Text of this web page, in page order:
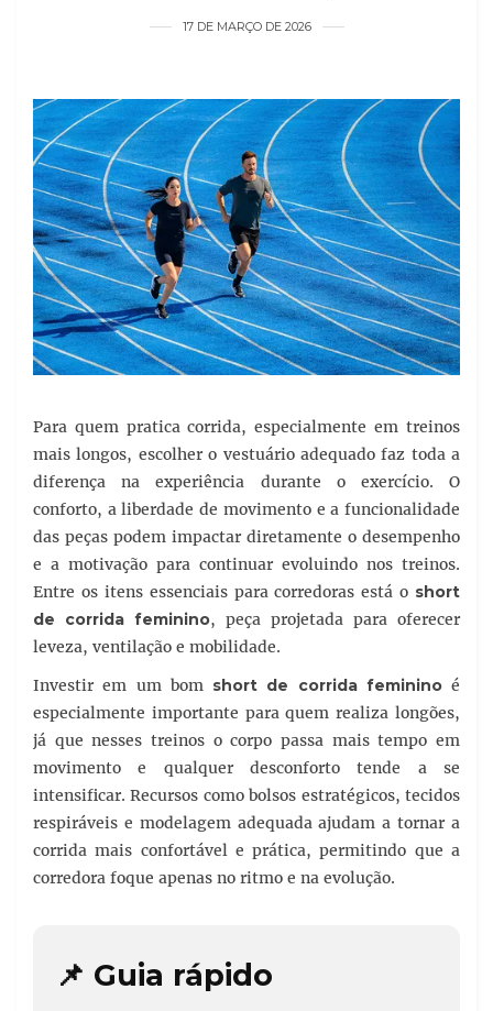
17 DE MARÇO DE 2026
Para quem pratica corrida, especialmente em treinos
mais longos, escolher o vestuário adequado faz toda a
diferença na experiência durante o exercício. O
conforto, a liberdade de movimento e a funcionalidade
das peças podem impactar diretamente o desempenho
e a motivação para continuar evoluindo nos treinos.
Entre os itens essenciais para corredoras está o short
de corrida feminino, peça projetada para oferecer
leveza, ventilação e mobilidade.
Investir em um bom short de corrida femininoé
especialmente importante para quem realiza longões,
já que nesses treinos o corpo passa mais tempo em
movimento e qualquer desconforto tende a se
intensificar. Recursos como bolsos estratégicos, tecidos
respiráveis e modelagem adequada ajudam a tornar a
corrida mais confortável e prática, permitindo que a
corredora foque apenas no ritmo e na evolução.
📌 Guia rápido